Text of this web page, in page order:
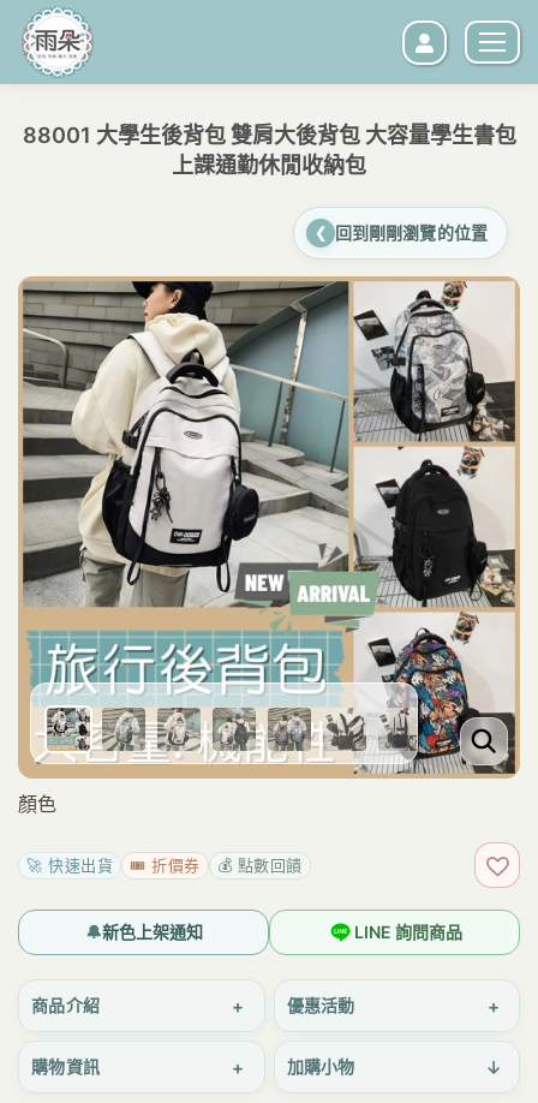
88001 大學生後背包 雙肩大後背包 大容量學生書包
上課通勤休閒收納包
❮ 回到剛剛瀏覽的位置
顏色
🚀 快速出貨 🎟️ 折價券 💰 點數回饋 加
LINE 詢問商品
🔔新色上架通知
商品介紹 + 優惠活動 +
購物資訊 + 加購小物 ↓